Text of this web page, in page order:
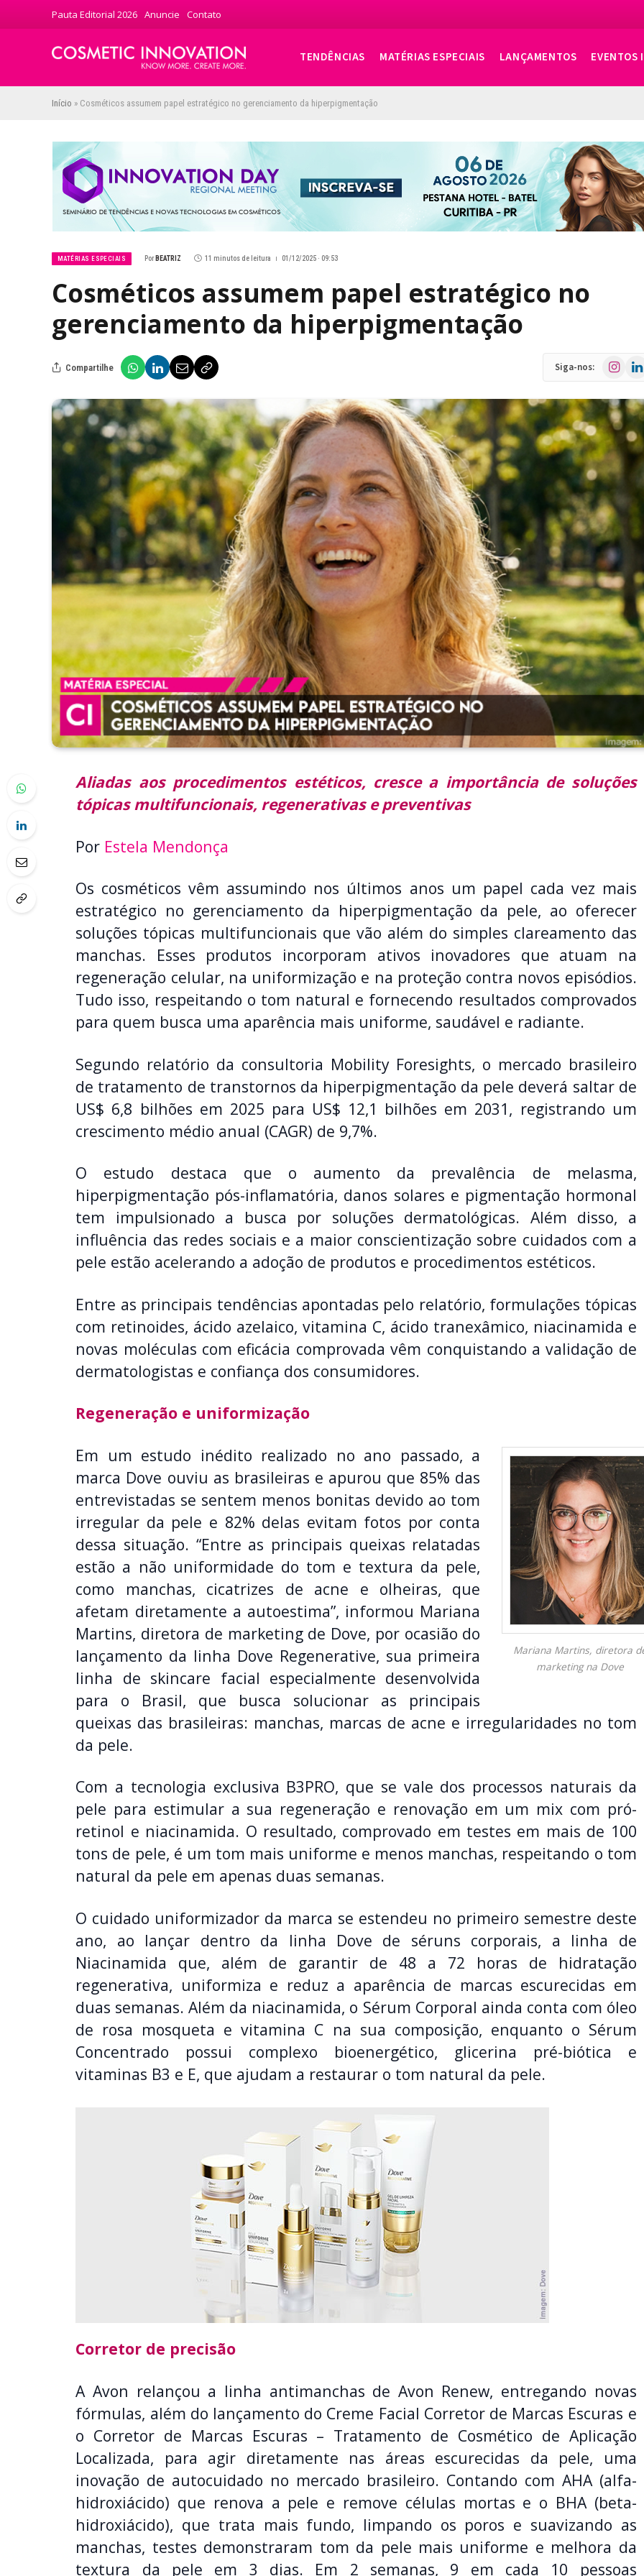
Pauta Editorial 2026 Anuncie Contato
TENDÊNCIAS MATÉRIAS ESPECIAIS LANÇAMENTOS EVENTOS
Início » Cosméticos assumem papel estratégico no gerenciamento da hiperpigmentação
MATÉRIAS ESPECIAIS Por BEATRIZ 11 minutos de leitura 01/12/2025 · 09:53
Cosméticos assumem papel estratégico no
gerenciamento da hiperpigmentação
Compartilhe Siga-nos: Instagram
Aliadas aos procedimentos estéticos, cresce a importância de soluções
tópicas multifuncionais, regenerativas e preventivas
Por Estela Mendonça
Os cosméticos vêm assumindo nos últimos anos um papel cada vez mais
estratégico no gerenciamento da hiperpigmentação da pele, ao oferecer
soluções tópicas multifuncionais que vão além do simples clareamento das
manchas. Esses produtos incorporam ativos inovadores que atuam na
regeneração celular, na uniformização e na proteção contra novos episódios.
Tudo isso, respeitando o tom natural e fornecendo resultados comprovados
para quem busca uma aparência mais uniforme, saudável e radiante.
Segundo relatório da consultoria Mobility Foresights, o mercado brasileiro
de tratamento de transtornos da hiperpigmentação da pele deverá saltar de
US$ 6,8 bilhões em 2025 para US$ 12,1 bilhões em 2031, registrando um
crescimento médio anual (CAGR) de 9,7%.
O estudo destaca que o aumento da prevalência de melasma,
hiperpigmentação pós-inflamatória, danos solares e pigmentação hormonal
tem impulsionado a busca por soluções dermatológicas. Além disso, a
influência das redes sociais e a maior conscientização sobre cuidados com a
pele estão acelerando a adoção de produtos e procedimentos estéticos.
Entre as principais tendências apontadas pelo relatório, formulações tópicas
com retinoides, ácido azelaico, vitamina C, ácido tranexâmico, niacinamida e
novas moléculas com eficácia comprovada vêm conquistando a validação de
dermatologistas e confiança dos consumidores.
Regeneração e uniformização
Mariana Martins, diretora
marketing na Dove
Em um estudo inédito realizado no ano passado, a
marca Dove ouviu as brasileiras e apurou que 85% das
entrevistadas se sentem menos bonitas devido ao tom
irregular da pele e 82% delas evitam fotos por conta
dessa situação. “Entre as principais queixas relatadas
estão a não uniformidade do tom e textura da pele,
como manchas, cicatrizes de acne e olheiras, que
afetam diretamente a autoestima”, informou Mariana
Martins, diretora de marketing de Dove, por ocasião do
lançamento da linha Dove Regenerative, sua primeira
linha de skincare facial especialmente desenvolvida
para o Brasil, que busca solucionar as principais
queixas das brasileiras: manchas, marcas de acne e irregularidades no tom
da pele.
Com a tecnologia exclusiva B3PRO, que se vale dos processos naturais da
pele para estimular a sua regeneração e renovação em um mix com pró-
retinol e niacinamida. O resultado, comprovado em testes em mais de 100
tons de pele, é um tom mais uniforme e menos manchas, respeitando o tom
natural da pele em apenas duas semanas.
O cuidado uniformizador da marca se estendeu no primeiro semestre deste
ano, ao lançar dentro da linha Dove de séruns corporais, a linha de
Niacinamida que, além de garantir de 48 a 72 horas de hidratação
regenerativa, uniformiza e reduz a aparência de marcas escurecidas em
duas semanas. Além da niacinamida, o Sérum Corporal ainda conta com óleo
de rosa mosqueta e vitamina C na sua composição, enquanto o Sérum
Concentrado possui complexo bioenergético, glicerina pré-biótica e
vitaminas B3 e E, que ajudam a restaurar o tom natural da pele.
Corretor de precisão
A Avon relançou a linha antimanchas de Avon Renew, entregando novas
fórmulas, além do lançamento do Creme Facial Corretor de Marcas Escuras e
o Corretor de Marcas Escuras – Tratamento de Cosmético de Aplicação
Localizada, para agir diretamente nas áreas escurecidas da pele, uma
inovação de autocuidado no mercado brasileiro. Contando com AHA (alfa-
hidroxiácido) que renova a pele e remove células mortas e o BHA (beta-
hidroxiácido), que trata mais fundo, limpando os poros e suavizando as
manchas, testes demonstraram tom da pele mais uniforme e melhora da
textura da pele em 3 dias. Em 2 semanas, 9 em cada 10 pessoas